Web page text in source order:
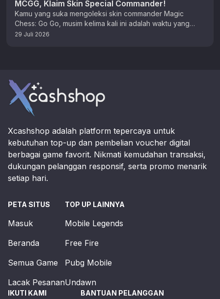
MCGG, Klaim Skin Special Commander!
Kamu yang suka mengoleksi skin commander Magic
Chess: Go Go, musim kelima kali ini adalah waktu yang
tepat untuk berburu …
29 Juli 2026
Xcashshop adalah platform tepercaya untuk
kebutuhan top-up dan pembelian voucher digital
berbagai game favorit. Nikmati kemudahan transaksi,
dukungan pelanggan responsif, serta promo menarik
setiap hari.
PETA SITUS
Masuk
Beranda
Semua Game
Lacak Pesanan
TOP UP LAINNYA
Mobile Legends
Free Fire
Pubg Mobile
Undawn
IKUTI KAMI BANTUAN PELANGGAN